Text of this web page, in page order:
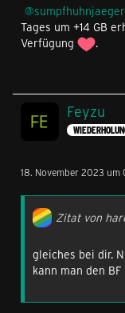
sumpfhuhnjaeger
Tages um +14 GB
Verfügung
.
Feyzu
18. November 2023 um
Zitat von
gleiches bei dir.
kann man den